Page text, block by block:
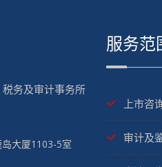
务及审计事务所
大厦1103-5室
服务范
上市咨
审计及